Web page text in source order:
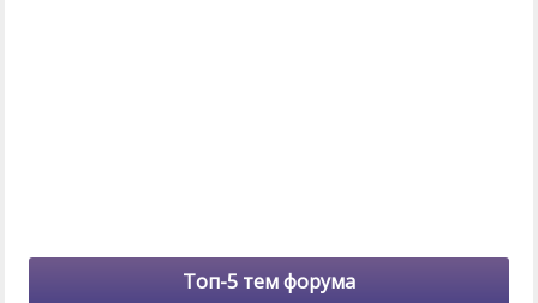
Топ-5 тем форума